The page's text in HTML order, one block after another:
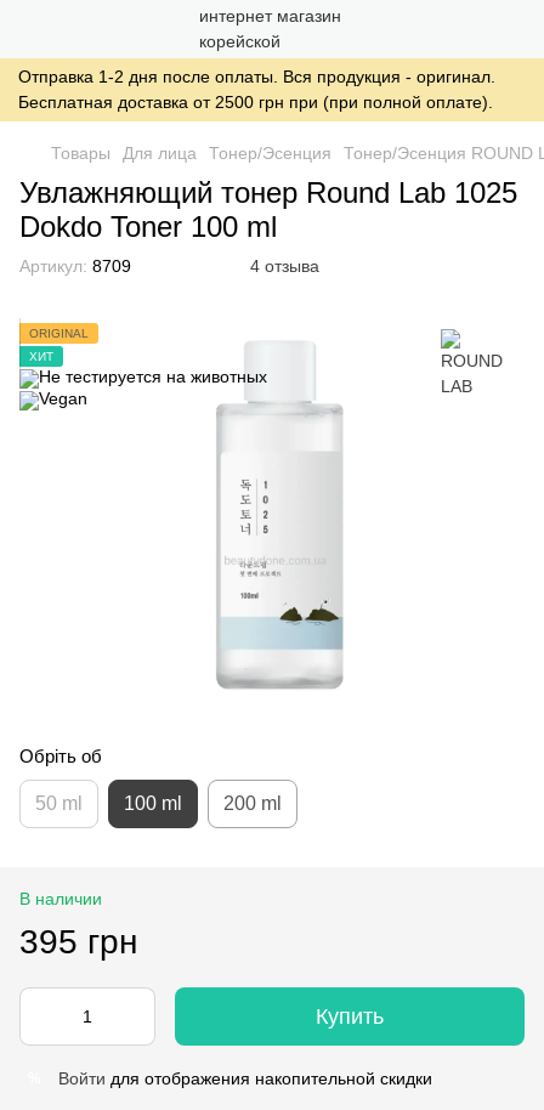
Отправка 1-2 дня после оплаты. Вся продукция - оригинал.
Бесплатная доставка от 2500 грн при (при полной оплате).
Товары Для лица Тонер/Эсенция Тонер/Эсенция ROUND
Увлажняющий тонер Round Lab 1025
Dokdo Toner 100 ml
Артикул: 8709 4 отзыва
ORIGINAL
ХИТ
Обріть об
50 ml 100 ml 200 ml
В наличии
395 грн
Купить
Войти для отображения накопительной скидки